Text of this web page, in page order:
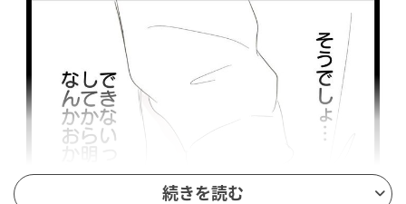
続きを読む